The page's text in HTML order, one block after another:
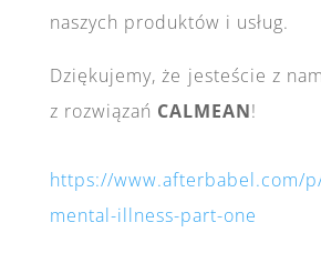
naszych produktów i usług.
Dziękujemy, że jesteście z
z rozwiązań CALMEAN!
https://www.afterbabel.com/
mental-illness-part-one